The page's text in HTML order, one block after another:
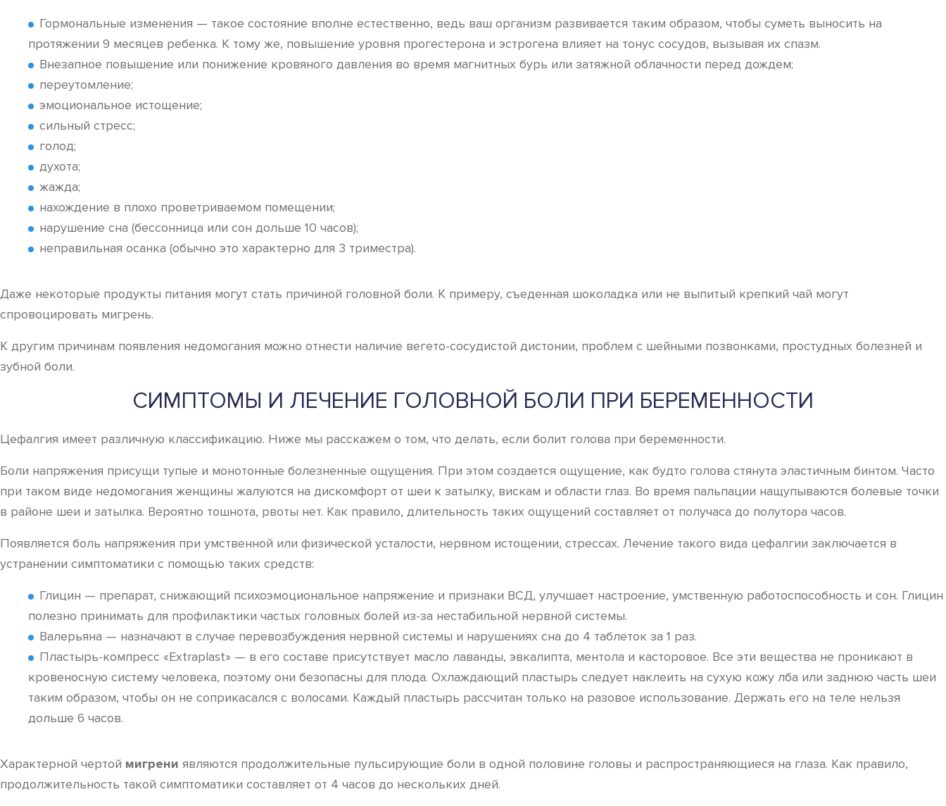
Гормональные изменения — такое состояние вполне естественно, ведь ваш организм развивается таким образом, чтобы суметь выносить на
протяжении 9 месяцев ребенка. К тому же, повышение уровня прогестерона и эстрогена влияет на тонус сосудов, вызывая их спазм.
Внезапное повышение или понижение кровяного давления во время магнитных бурь или затяжной облачности перед дождем;
переутомление;
эмоциональное истощение;
сильный стресс;
голод;
духота;
жажда;
нахождение в плохо проветриваемом помещении;
нарушение сна (бессонница или сон дольше 10 часов);
неправильная осанка (обычно это характерно для 3 триместра).
Даже некоторые продукты питания могут стать причиной головной боли. К примеру, съеденная шоколадка или не выпитый крепкий чай могут
спровоцировать мигрень.
К другим причинам появления недомогания можно отнести наличие вегето-сосудистой дистонии, проблем с шейными позвонками, простудных болезней и
зубной боли.
СИМПТОМЫ И ЛЕЧЕНИЕ ГОЛОВНОЙ БОЛИ ПРИ БЕРЕМЕННОСТИ
Цефалгия имеет различную классификацию. Ниже мы расскажем о том, что делать, если болит голова при беременности.
Боли напряжения присущи тупые и монотонные болезненные ощущения. При этом создается ощущение, как будто голова стянута эластичным бинтом. Часто
при таком виде недомогания женщины жалуются на дискомфорт от шеи к затылку, вискам и области глаз. Во время пальпации нащупываются болевые точки
в районе шеи и затылка. Вероятно тошнота, рвоты нет. Как правило, длительность таких ощущений составляет от получаса до полутора часов.
Появляется боль напряжения при умственной или физической усталости, нервном истощении, стрессах. Лечение такого вида цефалгии заключается в
устранении симптоматики с помощью таких средств:
Глицин — препарат, снижающий психоэмоциональное напряжение и признаки ВСД, улучшает настроение, умственную работоспособность и сон. Глицин
полезно принимать для профилактики частых головных болей из-за нестабильной нервной системы.
Валерьяна — назначают в случае перевозбуждения нервной системы и нарушениях сна до 4 таблеток за 1 раз.
Пластырь-компресс «Extraplast» — в его составе присутствует масло лаванды, эвкалипта, ментола и касторовое. Все эти вещества не проникают в
кровеносную систему человека, поэтому они безопасны для плода. Охлаждающий пластырь следует наклеить на сухую кожу лба или заднюю часть шеи
таким образом, чтобы он не соприкасался с волосами. Каждый пластырь рассчитан только на разовое использование. Держать его на теле нельзя
дольше 6 часов.
Характерной чертой мигрени являются продолжительные пульсирующие боли в одной половине головы и распространяющиеся на глаза. Как правило,
продолжительность такой симптоматики составляет от 4 часов до нескольких дней.